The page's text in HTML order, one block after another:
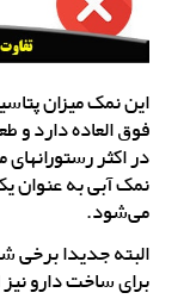
این نمک میزان
فوق العاده دارد
در اکثر
نمک آبی به عنوان
می‌شود.
البته جدیدا برخی
برای ساخت دارو